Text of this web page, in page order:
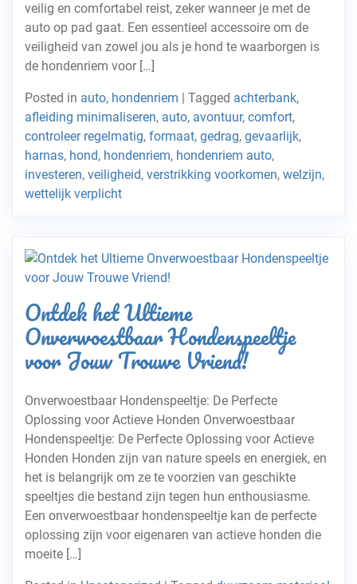
veilig en comfortabel reist, zeker wanneer je met de
auto op pad gaat. Een essentieel accessoire om de
veiligheid van zowel jou als je hond te waarborgen is
de hondenriem voor […]
Posted in auto, hondenriem | Tagged achterbank,
afleiding minimaliseren, auto, avontuur, comfort,
controleer regelmatig, formaat, gedrag, gevaarlijk,
harnas, hond, hondenriem, hondenriem auto,
investeren, veiligheid, verstrikking voorkomen, welzijn,
wettelijk verplicht
Ontdek het Ultieme
Onverwoestbaar Hondenspeeltje
voor Jouw Trouwe Vriend!
Onverwoestbaar Hondenspeeltje: De Perfecte
Oplossing voor Actieve Honden Onverwoestbaar
Hondenspeeltje: De Perfecte Oplossing voor Actieve
Honden Honden zijn van nature speels en energiek, en
het is belangrijk om ze te voorzien van geschikte
speeltjes die bestand zijn tegen hun enthousiasme.
Een onverwoestbaar hondenspeeltje kan de perfecte
oplossing zijn voor eigenaren van actieve honden die
moeite […]